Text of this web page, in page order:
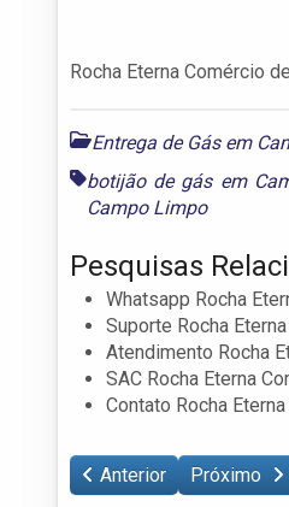
Rocha Eterna Comércio
Entrega de Gás em
botijão de gás em
Campo Limpo
Pesquisas
Whatsapp Rocha
Suporte Rocha
Atendimento Rocha
SAC Rocha Eterna
Contato Rocha
Anterior Próximo